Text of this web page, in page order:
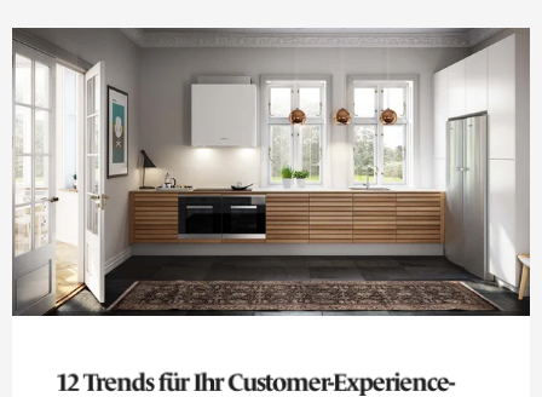
12 Trends für Ihr Customer-Experience-